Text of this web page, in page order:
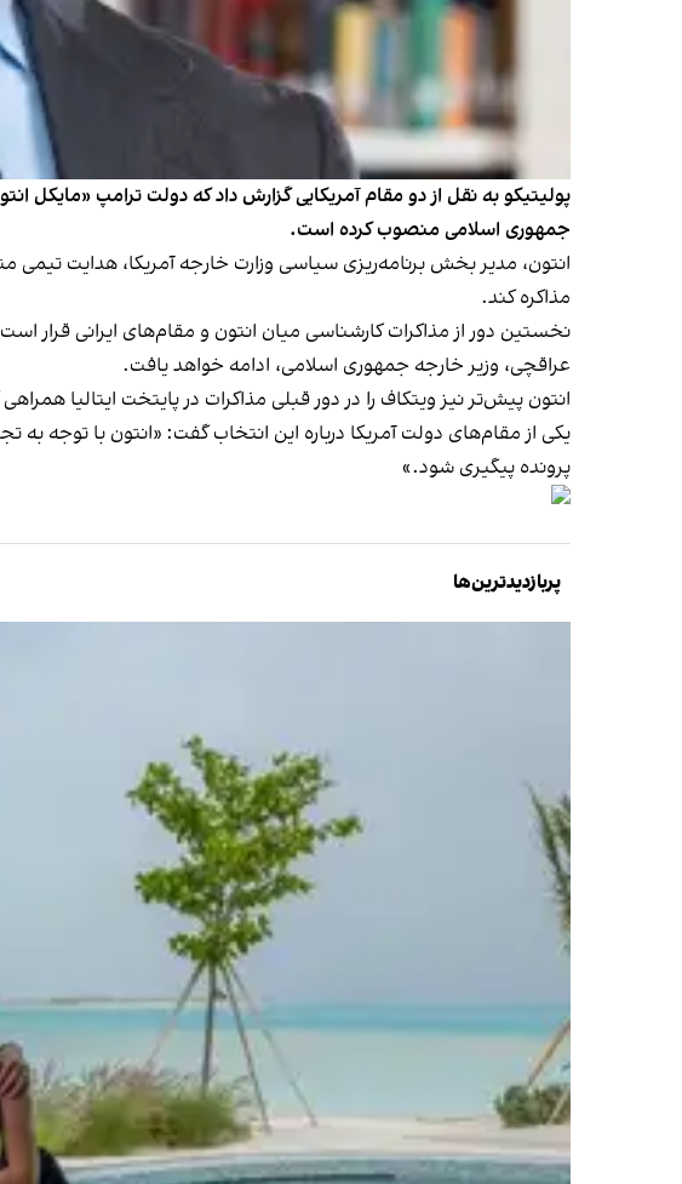
پولیتیکو به نقل از دو مقام آمریکایی گزارش داد که دولت ترامپ «مایکل
جمهوری اسلامی منصوب کرده است.
مذاکره کند.
نخستین دور از مذاکرات کارشناسی میان انتون و مقام‌های ایرانی قرار
عراقچی، وزیر خارجه جمهوری اسلامی، ادامه خواهد یافت.
انتون پیش‌تر نیز ویتکاف را در دور قبلی مذاکرات در پایتخت ایتالیا
یکی از مقام‌های دولت آمریکا درباره این انتخاب گفت: «انتون با توجه
پرونده پیگیری شود.»
پربازدیدترین‌ها